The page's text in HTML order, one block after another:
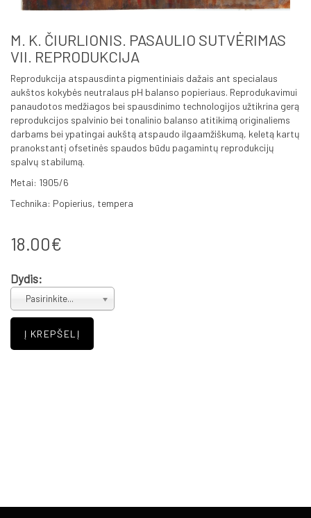
M. K. ČIURLIONIS. PASAULIO SUTVĖRIMAS
VII. REPRODUKCIJA
Reprodukcija atspausdinta pigmentiniais dažais ant specialaus
aukštos kokybės neutralaus pH balanso popieriaus. Reprodukavimui
panaudotos medžiagos bei spausdinimo technologijos užtikrina gerą
reprodukcijos spalvinio bei tonalinio balanso atitikimą originaliems
darbams bei ypatingai aukštą atspaudo ilgaamžiškumą, keletą kartų
pranokstantį ofsetinės spaudos būdu pagamintų reprodukcijų
spalvų stabilumą.
Metai: 1905/6
Technika: Popierius, tempera
18.00€
Dydis:
Pasirinkite...